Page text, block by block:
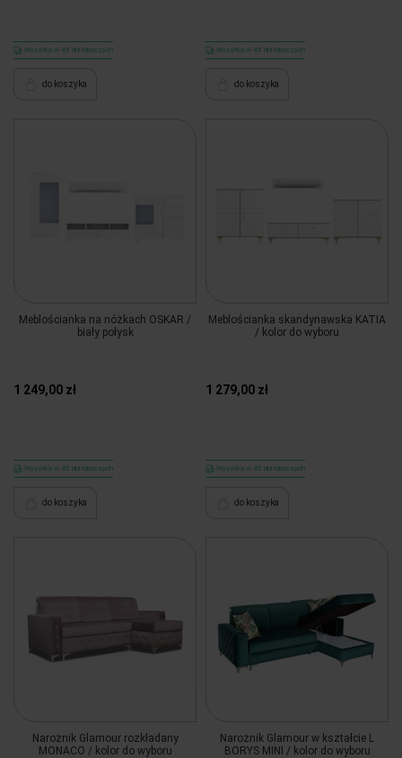
Wysyłka w 45 dni roboczych
do koszyka
Wysyłka w 45 dni roboczych
do koszyka
Meblościanka na nóżkach OSKAR /
biały połysk
1 249,00 zł
Wysyłka w 45 dni roboczych
do koszyka
Meblościanka skandynawska KATIA
/ kolor do wyboru
1 279,00 zł
Wysyłka w 45 dni roboczych
do koszyka
Narożnik Glamour rozkładany
MONACO / kolor do wyboru
Narożnik Glamour w kształcie L
BORYS MINI / kolor do wyboru